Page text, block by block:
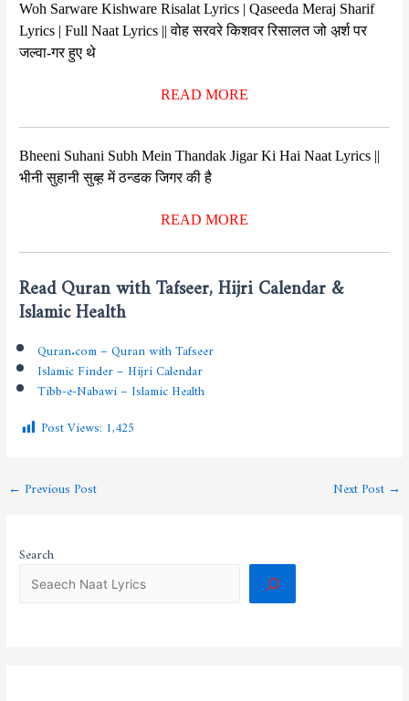
Woh Sarware Kishware Risalat Lyrics | Qaseeda Meraj Sharif
Lyrics | Full Naat Lyrics || वोह सरवरे किशवर रिसालत जो अ़र्श पर
जल्वा-गर हुए थे
READ MORE
Bheeni Suhani Subh Mein Thandak Jigar Ki Hai Naat Lyrics ||
भीनी सुहानी सुब्ह़ में ठन्डक जिगर की है
READ MORE
Read Quran with Tafseer, Hijri Calendar &
Islamic Health
Quran.com – Quran with Tafseer
Islamic Finder – Hijri Calendar
Tibb-e-Nabawi – Islamic Health
Post Views:1,425
← Previous Post Next Post→
Search